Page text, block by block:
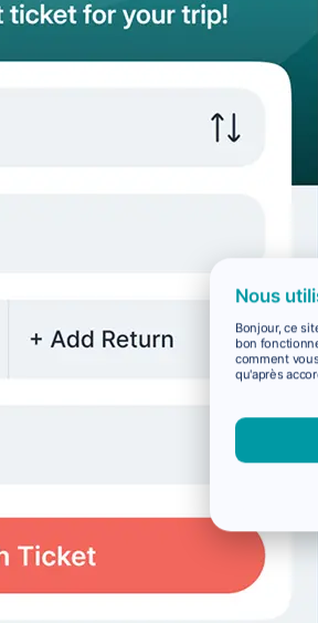
Nous
Bonjour, ce
bon
comment
qu'après